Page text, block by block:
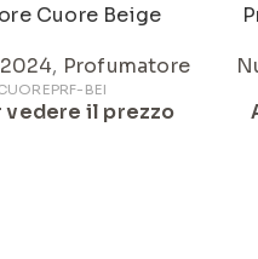
Cuore Beige
, Profumatore
BEI
vedere il prezzo